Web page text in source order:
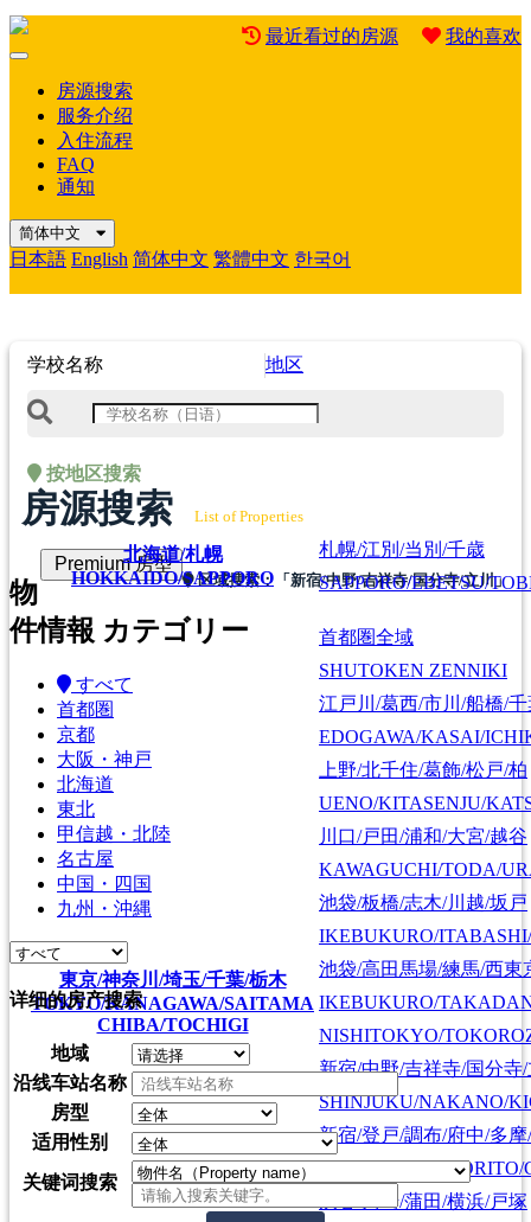
最近看过的房源 我的喜欢
Mobile
房源搜索
服务介绍
入住流程
FAQ
通知
简体中文
日本語 English 简体中文 繁體中文 한국어
学校名称 地区
按地区搜索
北海道/札幌
HOKKAIDO/SAPPORO
札幌/江別/当別/千歳
SAPPORO/EBETSU/
東京/神奈川/埼玉/千葉/栃木
TOKYO/KANAGAWA/SAITAMA
CHIBA/TOCHIGI
首都圏全域
SHUTOKEN ZENNIKI
江戸川/葛西/市川/船橋/千
EDOGAWA/KASAI/
上野/北千住/葛飾/松戸/柏
UENO/KITASENJU/
川口/戸田/浦和/大宮/越谷
KAWAGUCHI/TODA/
池袋/板橋/志木/川越/坂戸
IKEBUKURO/
池袋/高田馬場/練馬/西東
IKEBUKURO/
NISHITOKYO/
新宿/中野/吉祥寺/国分寺
SHINJUKU/NAKANO/
新宿/登戸/調布/府中/多
SHINJUKU/
渋谷/川崎/蒲田/横浜/戸塚
房源搜索 List of Properties
区域搜索： 「新宿/中野/吉祥寺/国分寺/立川」
Premium 房型
物
件情報 カテゴリー
すべて
首都圏
京都
大阪・神戸
北海道
東北
甲信越・北陸
名古屋
中国・四国
九州・沖縄
详细的房产搜索
地域
沿线车站名称
房型
适用性别
关键词搜索